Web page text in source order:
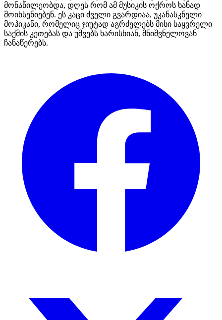
მონაწილეობდა, დღეს რომ ამ მუსიკის ოქროს ხანად
მოიხსენიებენ. ეს კაცი ძველი გვარდიაა, უკანასკნელი
მოჰიკანი, რომელიც ჯიუტად აგრძელებს მისი საყვრელი
საქმის კეთებას და უშვებს ხარისხიან, მნიშვნელოვან
ჩანაწერებს.